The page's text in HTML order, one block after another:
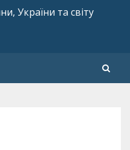
України та світу